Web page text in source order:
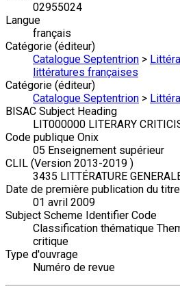
02955024
Langue
français
Catégorie (éditeur)
Catalogue Septentrion >
littératures françaises
Catégorie (éditeur)
Catalogue Septentrion >
BISAC Subject Heading
LIT000000 LITERARY
Code publique Onix
05 Enseignement supérieur
CLIL (Version 2013-2019 )
3435 LITTÉRATURE
Date de première publication du titre
01 avril 2009
Subject Scheme Identifier Code
Classification thématique
critique
Type d'ouvrage
Numéro de revue